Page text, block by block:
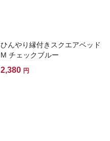
ひんやり縁付きスクエアベッド
M チェックブルー
2,380 円